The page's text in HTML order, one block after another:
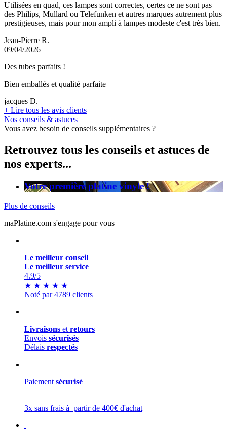
Utilisées en quad, ces lampes sont correctes, certes ce ne sont pas
des Philips, Mullard ou Telefunken et autres marques autrement plus
prestigieuses, mais pour mon ampli à lampes modeste c'est très bien.
Jean-Pierre R.
09/04/2026
Des tubes parfaits !
Bien emballés et qualité parfaite
jacques D.
+ Lire tous les avis clients
Nos conseils & astuces
Vous avez besoin de conseils supplémentaires ?
Retrouvez tous les conseils et astuces de
nos experts...
Votre première platine vinyle !
Plus de conseils
maPlatine.com s'engage pour vous
Le meilleur conseil
Le meilleur service
4.9/5
★ ★ ★ ★ ★
Noté par 4789 clients
Livraisons et retours
Envois sécurisés
Délais respectés
Paiement sécurisé
3x sans frais à partir de 400€ d'achat